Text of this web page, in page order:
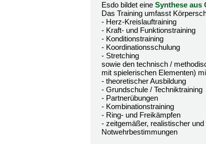
Esdo bildet eine Synthese aus
Das Training umfasst
- Herz-Kreislauftraining
- Kraft- und Funktionstraining
- Konditionstraining
- Koordinationsschulung
- Stretching
sowie den technisch /
mit spielerischen Elementen)
- theoretischer Ausbildung
- Grundschule / Techniktraining
- Partnerübungen
- Kombinationstraining
- Ring- und Freikämpfen
- zeitgemäßer, realistischer
Notwehrbestimmungen